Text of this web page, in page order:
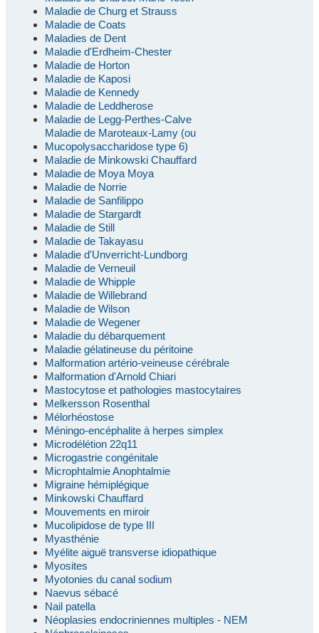
Maladie de Churg et Strauss
Maladie de Coats
Maladies de Dent
Maladie d'Erdheim-Chester
Maladie de Horton
Maladie de Kaposi
Maladie de Kennedy
Maladie de Leddherose
Maladie de Legg-Perthes-Calve
Maladie de Maroteaux-Lamy (ou
Mucopolysaccharidose type 6)
Maladie de Minkowski Chauffard
Maladie de Moya Moya
Maladie de Norrie
Maladie de Sanfilippo
Maladie de Stargardt
Maladie de Still
Maladie de Takayasu
Maladie d'Unverricht-Lundborg
Maladie de Verneuil
Maladie de Whipple
Maladie de Willebrand
Maladie de Wilson
Maladie de Wegener
Maladie du débarquement
Maladie gélatineuse du péritoine
Malformation artério-veineuse cérébrale
Malformation d'Arnold Chiari
Mastocytose et pathologies mastocytaires
Melkersson Rosenthal
Mélorhéostose
Méningo-encéphalite à herpes simplex
Microdélétion 22q11
Microgastrie congénitale
Microphtalmie Anophtalmie
Migraine hémiplégique
Minkowski Chauffard
Mouvements en miroir
Mucolipidose de type III
Myasthénie
Myélite aiguë transverse idiopathique
Myosites
Myotonies du canal sodium
Naevus sébacé
Nail patella
Néoplasies endocriniennes multiples - NEM